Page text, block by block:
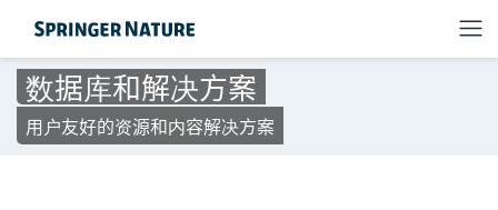
数据库和解决方案
用户友好的资源和内容解决方案